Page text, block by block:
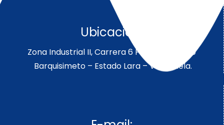
Ubicación:
Zona Industrial II, Carrera 6 Parcela 189-190
Barquisimeto – Estado Lara – Venezuela.